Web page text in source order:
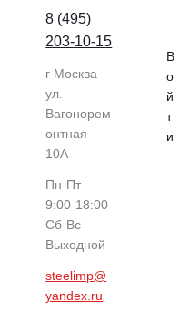
8 (495)
203-10-15
г Москва
ул.
Вагонорем
онтная
10А
Пн-Пт
9:00-18:00
Cб-Вс
Выходной
steelimp@
yandex.ru
В
о
й
т
и